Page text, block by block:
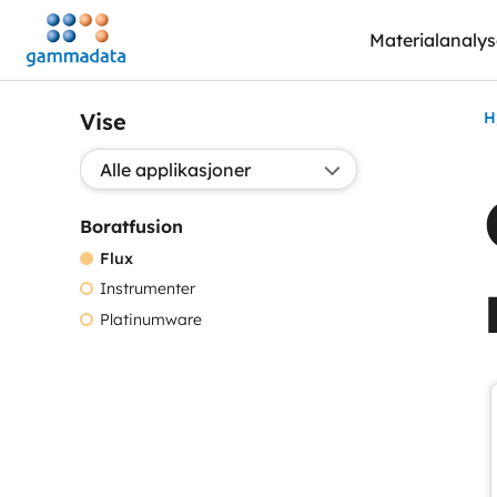
Hopp
hovedinnholdett
Vise
Valg applikasjon:
Boratfusion
Flux
Instrumenter
Platinumware